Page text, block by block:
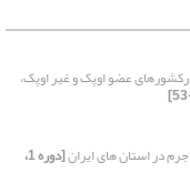
عضو اوپک و غیر اوپک،
در استان های ایران [دوره 1،